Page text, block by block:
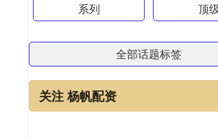
系列 顶
全部话题标签
关注 杨帆配资